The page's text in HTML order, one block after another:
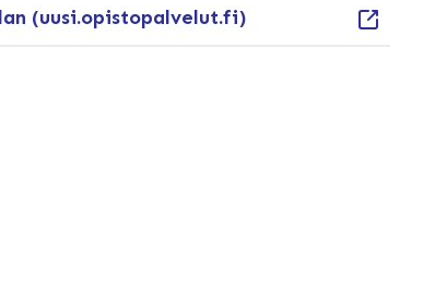
(uusi.opistopalvelut.fi)